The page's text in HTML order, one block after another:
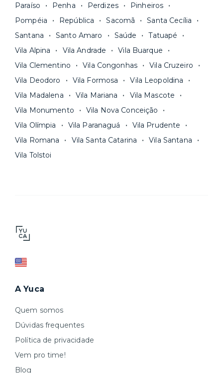
Paraíso
Penha Perdizes
Pinheiros
Pompéia
República Sacomã
Santa Cecília
Santana
Santo Amaro Saúde
Tatuapé
Vila Alpina
Vila Andrade
Vila Buarque
Vila Clementino
Vila Congonhas
Vila Cruzeiro
Vila Deodoro
Vila Formosa
Vila Leopoldina
Vila Madalena
Vila Mariana
Vila Mascote
Vila Monumento
Vila Nova Conceição
Vila Olímpia
Vila Paranaguá
Vila Prudente
Vila Romana
Vila Santa Catarina
Vila Santana
Vila Tolstoi
A Yuca
Quem somos
Dúvidas frequentes
Política de privacidade
Vem pro time!
Blog